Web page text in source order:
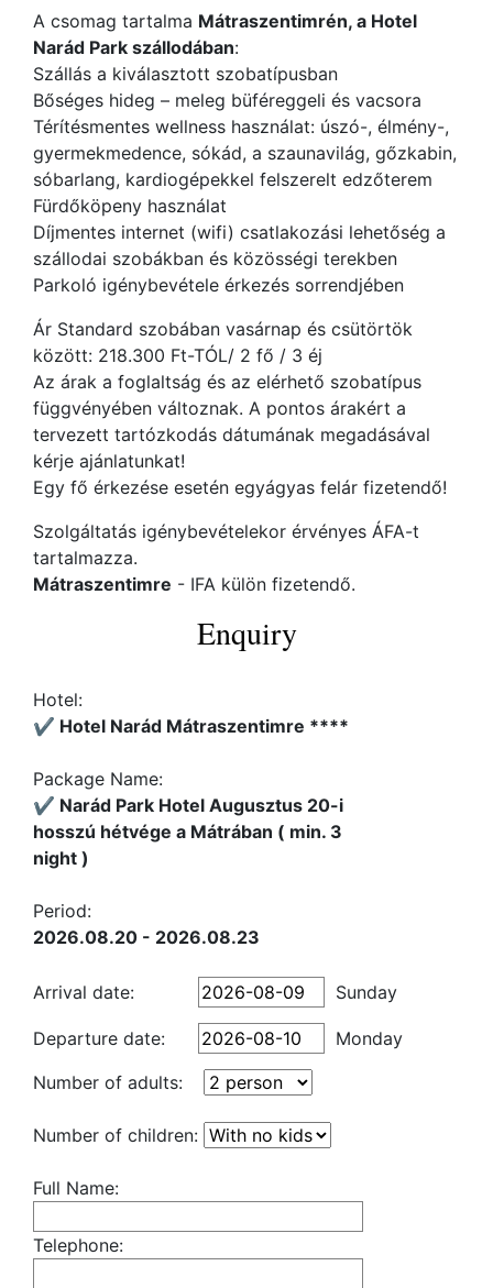
A csomag tartalma Mátraszentimrén, a Hotel
Narád Park szállodában:
Szállás a kiválasztott szobatípusban
Bőséges hideg – meleg büféreggeli és vacsora
Térítésmentes wellness használat: úszó-, élmény-,
gyermekmedence, sókád, a szaunavilág, gőzkabin,
sóbarlang, kardiogépekkel felszerelt edzőterem
Fürdőköpeny használat
Díjmentes internet (wifi) csatlakozási lehetőség a
szállodai szobákban és közösségi terekben
Parkoló igénybevétele érkezés sorrendjében
Ár Standard szobában vasárnap és csütörtök
között: 218.300 Ft-TÓL/ 2 fő / 3 éj
Az árak a foglaltság és az elérhető szobatípus
függvényében változnak. A pontos árakért a
tervezett tartózkodás dátumának megadásával
kérje ajánlatunkat!
Egy fő érkezése esetén egyágyas felár fizetendő!
Szolgáltatás igénybevételekor érvényes ÁFA-t
tartalmazza.
Mátraszentimre - IFA külön fizetendő.
Enquiry
Hotel:
✔️ Hotel Narád Mátraszentimre ****
Package Name:
✔️ Narád Park Hotel Augusztus 20-i
hosszú hétvége a Mátrában ( min. 3
night )
Period:
2026.08.20 - 2026.08.23
Arrival date: Sunday
Departure date:
Monday
Number of adults:
Number of children:
Full Name:
Telephone: